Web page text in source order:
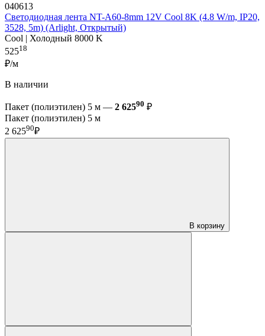
040613
Светодиодная лента NT-A60-8mm 12V Cool 8K (4.8 W/m, IP20,
3528, 5m) (Arlight, Открытый)
Cool | Холодный 8000 K
52518
₽/м
В наличии
Пакет (полиэтилен) 5 м — 2 62590 ₽
Пакет (полиэтилен) 5 м
2 62590₽
В корзину